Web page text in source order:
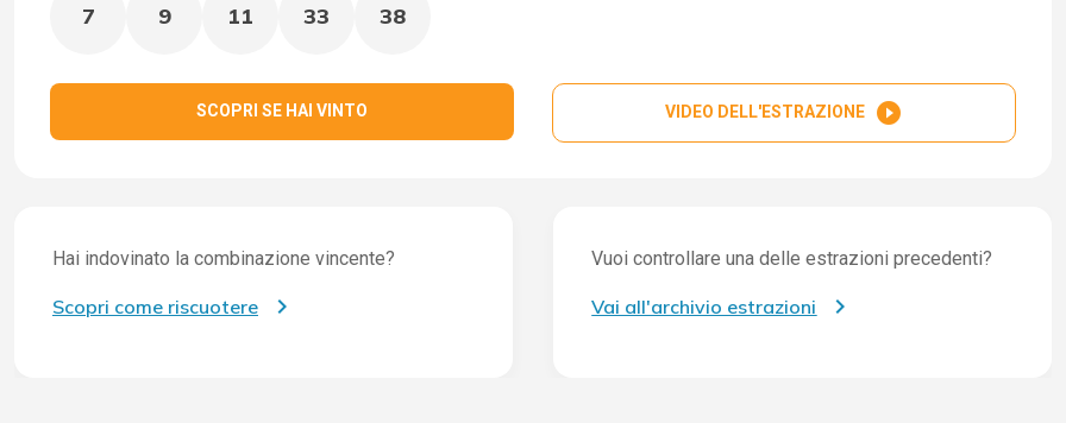
7 9 11 33 38
SCOPRI SE HAI VINTO VIDEO DELL'ESTRAZIONE play_circle_filled
Hai indovinato la combinazione vincente?
Scopri come riscuotere
Vuoi controllare una delle estrazioni precedenti?
Vai all'archivio estrazioni